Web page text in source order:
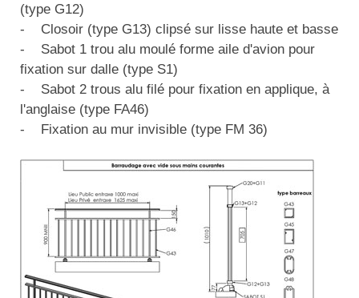
(type G12)
- Closoir (type G13) clipsé sur lisse haute et basse
- Sabot 1 trou alu moulé forme aile d'avion pour
fixation sur dalle (type S1)
- Sabot 2 trous alu filé pour fixation en applique, à
l'anglaise (type FA46)
- Fixation au mur invisible (type FM 36)